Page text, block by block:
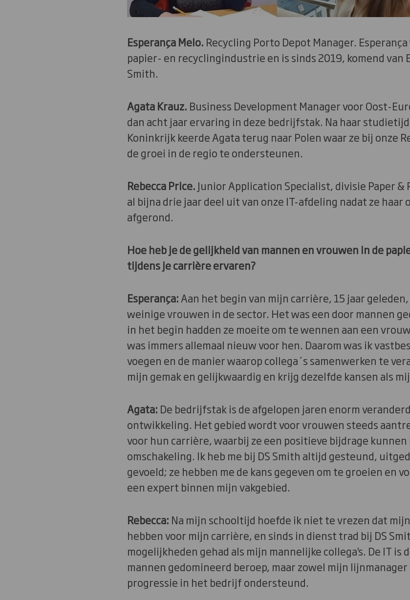
Esperança Melo. Recycling Porto Depot Manager.
papier- en recyclingindustrie en is sinds 2019, komend van
Smith.
Agata Krauz. Business Development Manager voor Oost-
dan acht jaar ervaring in deze bedrijfstak. Na haar
Koninkrijk keerde Agata terug naar Polen waar ze bij onze
de groei in de regio te ondersteunen.
Rebecca Price. Junior Application Specialist, divisie Paper &
al bijna drie jaar deel uit van onze IT-afdeling nadat ze haar
afgerond.
Hoe heb je de gelijkheid van mannen en vrouwen in de
tijdens je carrière ervaren?
Esperança:Aan het begin van mijn carrière, 15 jaar
weinige vrouwen in de sector. Het was een door mannen
in het begin hadden ze moeite om te wennen aan een
was immers allemaal nieuw voor hen. Daarom was ik
voegen en de manier waarop collega´s samenwerken te
mijn gemak en gelijkwaardig en krijg dezelfde kansen als
Agata: De bedrijfstak is de afgelopen jaren enorm
ontwikkeling. Het gebied wordt voor vrouwen steeds
voor hun carrière, waarbij ze een positieve bijdrage kunnen
omschakeling. Ik heb me bij DS Smith altijd gesteund,
gevoeld; ze hebben me de kans gegeven om te groeien en
een expert binnen mijn vakgebied.
Rebecca: Na mijn schooltijd hoefde ik niet te vrezen dat
hebben voor mijn carrière, en sinds in dienst trad bij DS
mogelijkheden gehad als mijn mannelijke collega's. De IT is
mannen gedomineerd beroep, maar zowel mijn
progressie in het bedrijf ondersteund.